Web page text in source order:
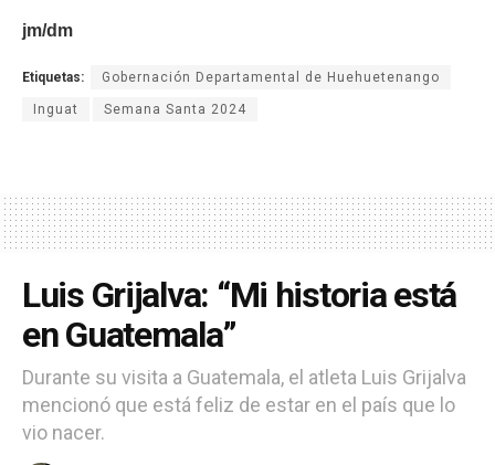
jm/dm
Etiquetas: Gobernación Departamental de Huehuetenango
Inguat Semana Santa 2024
Luis Grijalva: “Mi historia está
en Guatemala”
Durante su visita a Guatemala, el atleta Luis Grijalva
mencionó que está feliz de estar en el país que lo
vio nacer.